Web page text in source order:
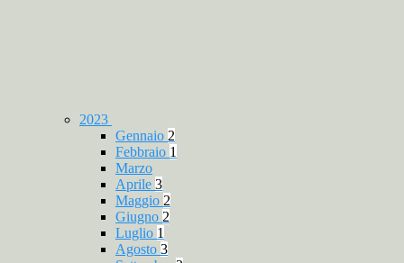
2023
Gennaio 2
Febbraio 1
Marzo
Aprile 3
Maggio 2
Giugno 2
Luglio 1
Agosto 3